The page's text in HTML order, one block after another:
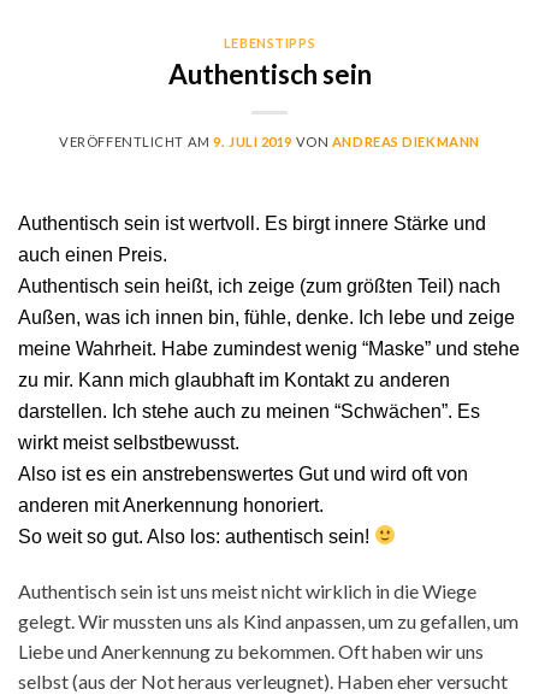
LEBENSTIPPS
Authentisch sein
VERÖFFENTLICHT AM9. JULI 2019 VON ANDREAS DIEKMANN
Authen­tisch sein ist wertvoll. Es birgt innere Stärke und
auch einen Preis.
Authen­tisch sein heißt, ich zeige (zum größten Teil) nach
Außen, was ich innen bin, füh­le, denke. Ich lebe und zeige
meine Wahrheit. Habe zumin­d­est wenig “Maske” und ste­he
zu mir. Kann mich glaub­haft im Kon­takt zu anderen
darstellen. Ich ste­he auch zu meinen “Schwächen”. Es
wirkt meist selb­st­be­wusst.
Also ist es ein anstrebenswertes Gut und wird oft von
anderen mit Anerken­nung hon­ori­ert.
So weit so gut. Also los: authen­tisch sein!
Authen­tisch sein ist uns meist nicht wirk­lich in die Wiege
gelegt. Wir mussten uns als Kind anpassen, um zu gefall­en, um
Liebe und Anerken­nung zu bekom­men. Oft haben wir uns
selb­st (aus der Not her­aus ver­leugnet). Haben eher ver­sucht